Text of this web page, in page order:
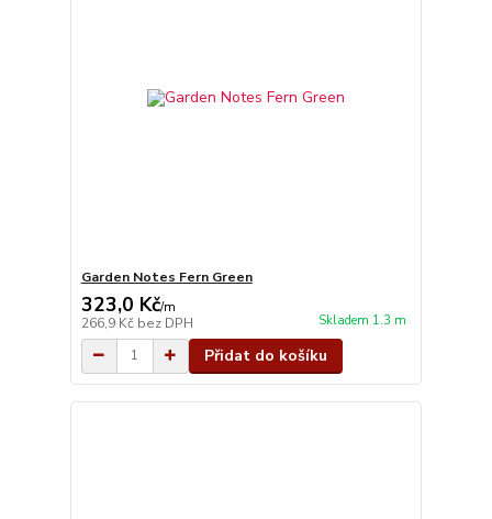
Garden Notes Fern Green
323,0 Kč/m
266,9 Kč bez DPH Skladem 1.3 m
Přidat do košíku